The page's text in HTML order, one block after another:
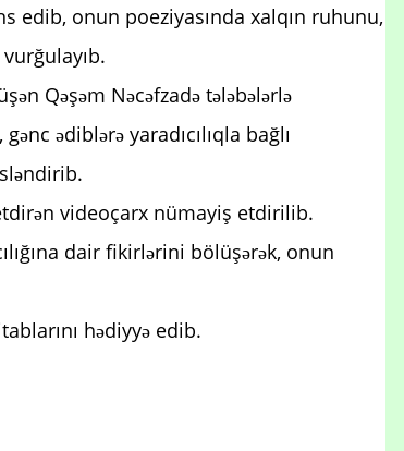
edib, onun poeziyasında xalqın ruhunu,
Qəşəm Nəcəfzadə tələbələrlə
ədiblərə yaradıcılıqla bağlı
etdirən videoçarx nümayiş etdirilib.
dair fikirlərini bölüşərək, onun
hədiyyə edib.